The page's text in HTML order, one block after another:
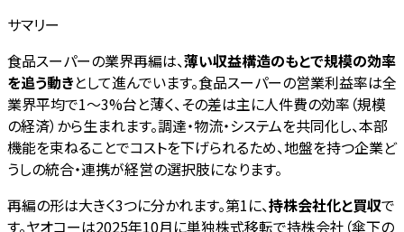
サマリー
食品スーパーの業界再編は、薄い収益構造のもとで規模の効率
を追う動きとして進んでいます。食品スーパーの営業利益率は全
業界平均で1〜3%台と薄く、その差は主に人件費の効率（規模
の経済）から生まれます。調達・物流・システムを共同化し、本部
機能を束ねることでコストを下げられるため、地盤を持つ企業ど
うしの統合・連携が経営の選択肢になります。
再編の形は大きく3つに分かれます。第1に、持株会社化と買収で
す。ヤオコーは2025年10月に単独株式移転で持株会社（傘下の